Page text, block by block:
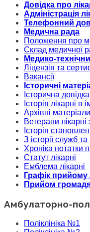
Довідка про
Адміністрація
Телефонний
Медична рада
Положення про
Склад медичної
Медико-
Ліцензія та
Вакансії
Історичні
Історична довідка
Історія лікарні в
Архівні матеріали
Ветерани лікарні
Історія
З історії служб та
Хроніка нотатки
Статут лікарні
Емблема лікарні
Графік прийому
Прийом
Амбулаторно-
Поліклініка №1